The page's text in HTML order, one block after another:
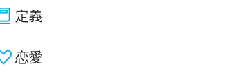
定義
恋愛